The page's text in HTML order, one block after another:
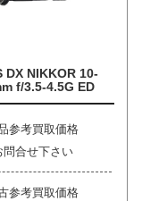
DX NIKKOR 10-
f/3.5-4.5G ED
参考買取価格
問合せ下さい
参考買取価格